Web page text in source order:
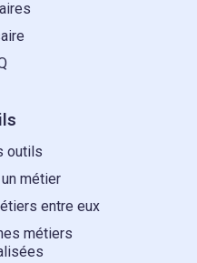
outils
métier
entre eux
métiers